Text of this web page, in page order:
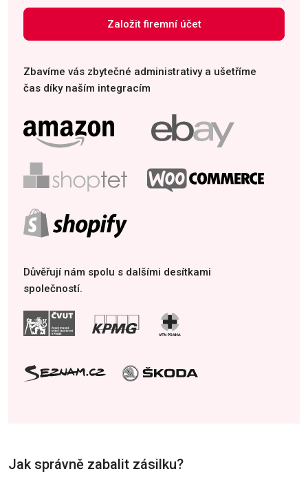
Založit firemní účet
Zbavíme vás zbytečné administrativy a ušetříme
čas díky naším integracím
Důvěřují nám spolu s dalšími desítkami
společností.
Jak správně zabalit zásilku?